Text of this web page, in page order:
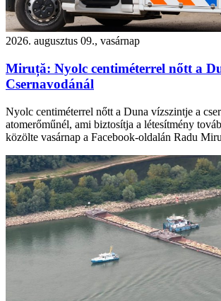
2026. augusztus 09., vasárnap
Miruță: Nyolc centiméterrel nőtt a
Csernavodánál
Nyolc centiméterrel nőtt a Duna vízszintje a
atomerőműnél, ami biztosítja a létesítmény
közölte vasárnap a Facebook-oldalán Radu